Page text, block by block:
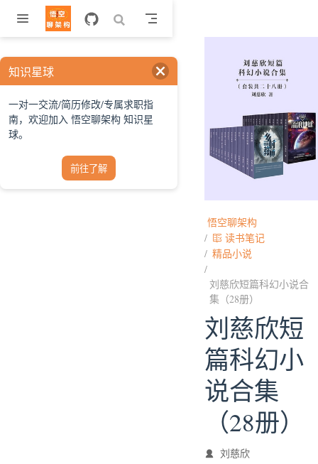
跳至主要內容
悟空聊架构
读书笔记
精品小说
刘慈欣短篇科幻小说合
集（28册）
刘慈欣短
篇科幻小
说合集
（28册）
刘慈欣
知识星球
一对一交流/简历修改/专属求职指
南，欢迎加入 悟空聊架构 知识星
球。
前往了解